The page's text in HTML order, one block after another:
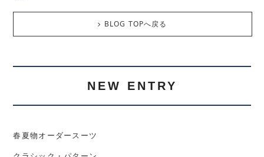
BLOG TOPへ戻る
NEW ENTRY
春夏物オーダースーツ